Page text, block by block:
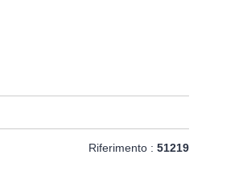
Riferimento : 51219